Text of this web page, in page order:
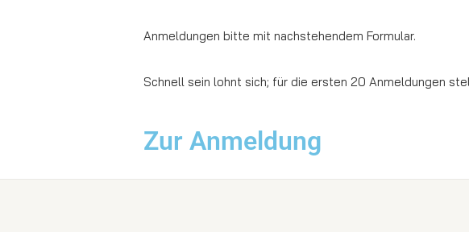
Anmeldungen bitte mit nachstehendem Formular.
Schnell sein lohnt sich; für die ersten 20 Anmeldungen
Zur Anmeldung